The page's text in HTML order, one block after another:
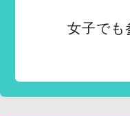
女子でも